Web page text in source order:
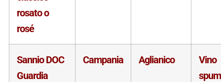
rosato o
rosé
Sannio DOC
Guardia
Campania Aglianico
Vino